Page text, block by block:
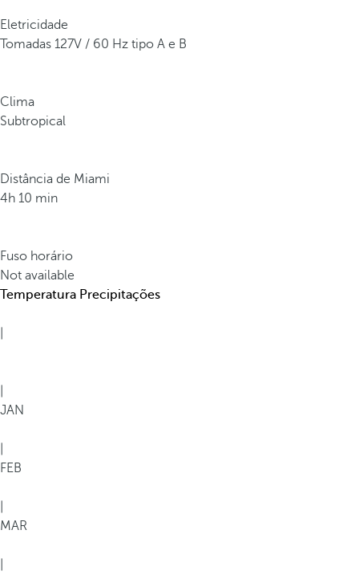
Eletricidade
Tomadas 127V / 60 Hz tipo A e B
Clima
Subtropical
Distância de Miami
4h 10 min
Fuso horário
Not available
Temperatura Precipitações
JAN
FEB
MAR